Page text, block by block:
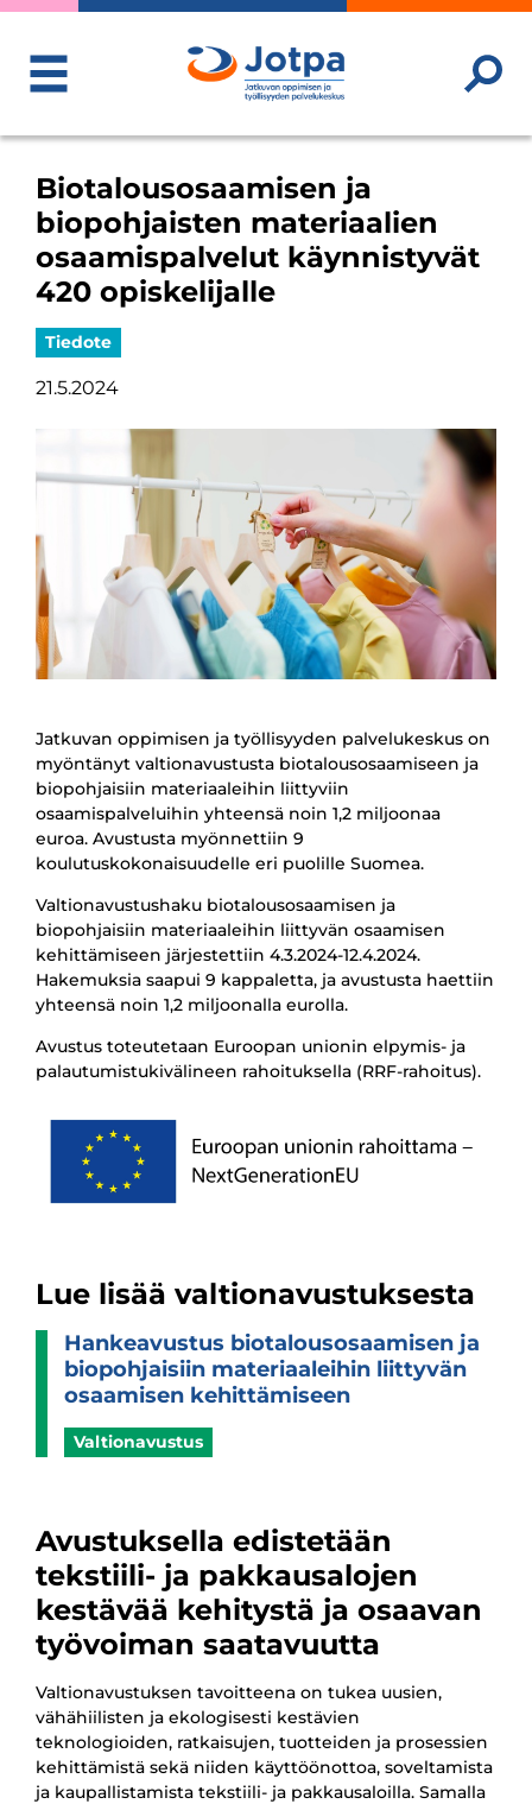
ToggleMenu
Biotalousosaamisen ja
biopohjaisten materiaalien
osaamispalvelut käynnistyvät
420 opiskelijalle
Tiedote
21.5.2024
Jatkuvan oppimisen ja työllisyyden palvelukeskus on
myöntänyt valtionavustusta biotalousosaamiseen ja
biopohjaisiin materiaaleihin liittyviin
osaamispalveluihin yhteensä noin 1,2 miljoonaa
euroa. Avustusta myönnettiin 9
koulutuskokonaisuudelle eri puolille Suomea.
Valtionavustushaku biotalousosaamisen ja
biopohjaisiin materiaaleihin liittyvän osaamisen
kehittämiseen järjestettiin 4.3.2024-12.4.2024.
Hakemuksia saapui 9 kappaletta, ja avustusta haettiin
yhteensä noin 1,2 miljoonalla eurolla.
Avustus toteutetaan Euroopan unionin elpymis- ja
palautumistukivälineen rahoituksella (RRF-rahoitus).
Lue lisää valtionavustuksesta
Han­kea­vus­tus bio­ta­lous­osaa­mi­sen ja
bio­poh­jai­siin mate­ri­aa­lei­hin liit­ty­vän
osaa­mi­sen kehit­tä­mi­seen
Valtionavustus
Avustuksella edistetään
tekstiili- ja pakkausalojen
kestävää kehitystä ja osaavan
työvoiman saatavuutta
Valtionavustuksen tavoitteena on tukea uusien,
vähähiilisten ja ekologisesti kestävien
teknologioiden, ratkaisujen, tuotteiden ja prosessien
kehittämistä sekä niiden käyttöönottoa, soveltamista
ja kaupallistamista tekstiili- ja pakkausaloilla. Samalla